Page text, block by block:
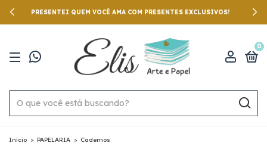
PRESENTEI QUEM VOCÊ AMA COM PRESENTES EXCLUSIVOS!
0
Início > PAPELARIA > Cadernos